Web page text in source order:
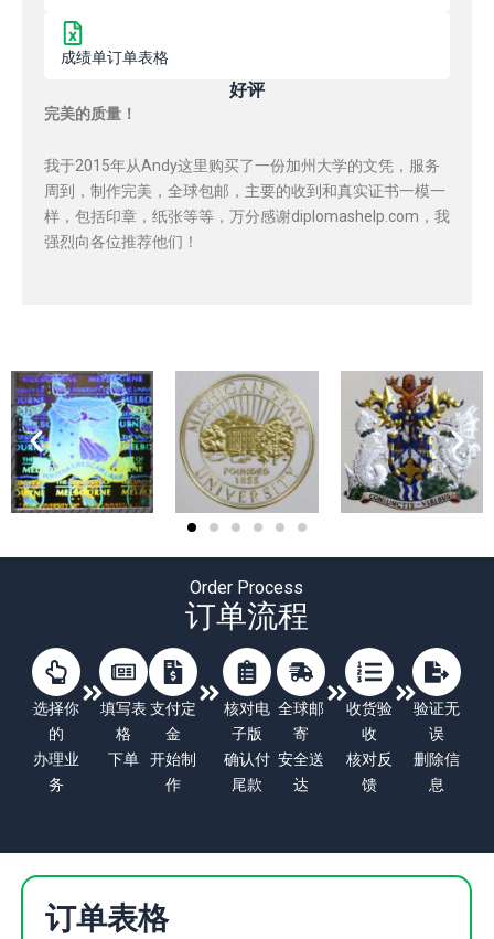
成绩单订单表格
好评
完美的质量！
我于2015年从Andy这里购买了一份加州大学的文凭，服务
周到，制作完美，全球包邮，主要的收到和真实证书一模一
样，包括印章，纸张等等，万分感谢diplomashelp.com，我
强烈向各位推荐他们！
Order Process
订单流程
选择你
的
办理业
务
填写表
格
下单
支付定
金
开始制
作
核对电
子版
确认付
尾款
全球邮
寄
安全送
达
收货验
收
核对反
馈
验证无
误
删除信
息
订单表格